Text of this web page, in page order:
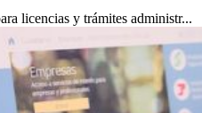
licencias y trámites administr...